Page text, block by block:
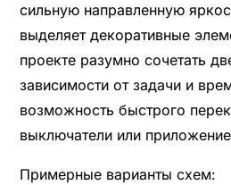
сильную направленную
выделяет декоративные
проекте разумно сочетать
зависимости от задачи и
возможность быстрого
выключатели или
Примерные варианты схем: